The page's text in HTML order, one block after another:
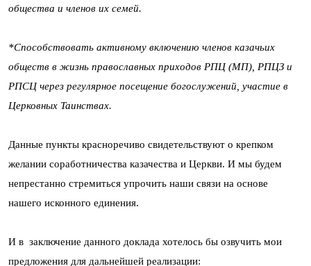
общества и членов их семей.
*Способствовать активному включению членов казачьих
обществ в жизнь православных приходов РПЦ (МП), РПЦЗ и
РПСЦ через регулярное посещение богослужений, участие в
Церковных Таинствах.
Данные пункты красноречиво свидетельствуют о крепком
желании соработничества казачества и Церкви. И мы будем
непрестанно стремиться упрочить наши связи на основе
нашего исконного единения.
И в заключение данного доклада хотелось бы озвучить мои
предложения для дальнейшей реализации: